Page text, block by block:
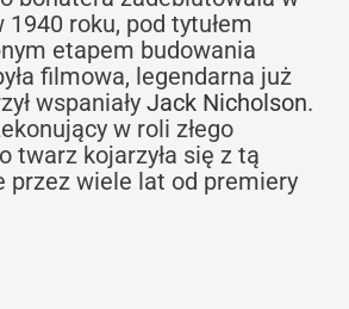
roku, pod tytułem
etapem budowania
filmowa, legendarna już
wspaniałyJack Nicholson.
w roli złego
twarz kojarzyła się z tą
przez wiele lat od premiery